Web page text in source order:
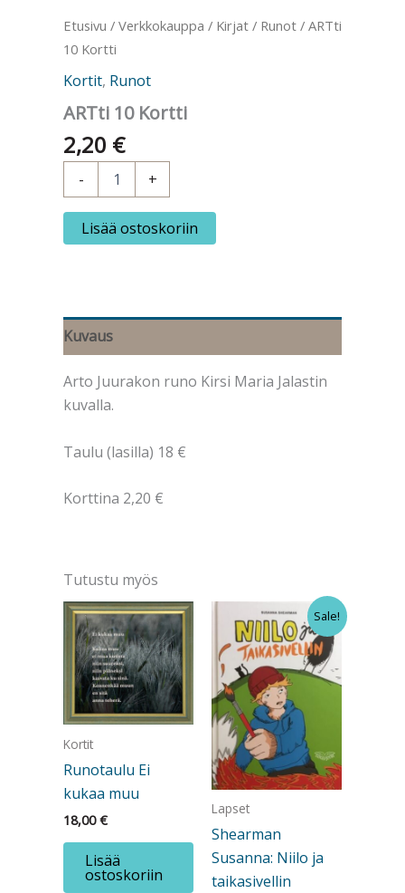
Etusivu / Verkkokauppa / Kirjat / Runot / ARTti
10 Kortti
Kortit, Runot
ARTti 10 Kortti
2,20 €
-
määrä
+
Lisää ostoskoriin
Kuvaus
Arto Juurakon runo Kirsi Maria Jalastin
kuvalla.
Taulu (lasilla) 18 €
Korttina 2,20 €
Tutustu myös
Kortit
Runotaulu Ei
kukaa muu
18,00€
Lisää
ostoskoriin
Sale!
Lapset
Shearman
Susanna: Niilo ja
taikasivellin